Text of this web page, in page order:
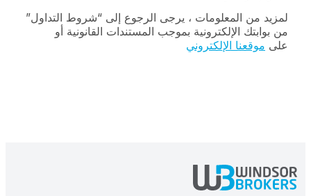
لمزيد من المعلومات ، يرجى الرجوع إلى “شروط التداول”
من بوابتك الإلكترونية بموجب المستندات القانونية أو
على موقعنا الإلكتروني